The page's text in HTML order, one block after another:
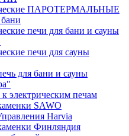
ПАРОТЕРМАЛЬНЫЕ
печи для бани и сауны
печи для сауны
для бани и сауны
к электрическим печам
SAWO
Harvia
Финляндия